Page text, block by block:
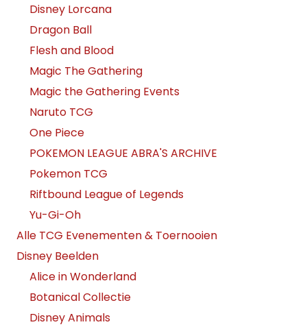
Disney Lorcana
Dragon Ball
Flesh and Blood
Magic The Gathering
Magic the Gathering Events
Naruto TCG
One Piece
POKEMON LEAGUE ABRA'S ARCHIVE
Pokemon TCG
Riftbound League of Legends
Yu-Gi-Oh
Alle TCG Evenementen & Toernooien
Disney Beelden
Alice in Wonderland
Botanical Collectie
Disney Animals